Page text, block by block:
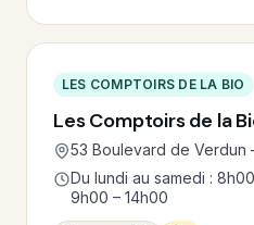
LES COMPTOIRS DE LA BIO
Les Comptoirs de la
53 Boulevard de
Du lundi au samedi :
9h00 – 14h00